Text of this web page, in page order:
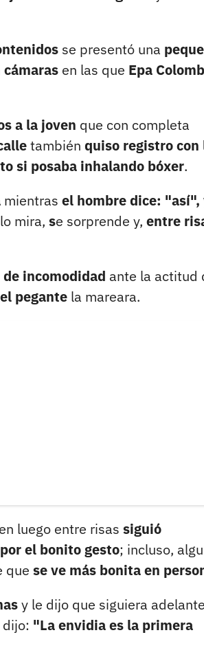
se presentó una
en las que Epa
a la joven que con completa
también quiso registro con
si posaba inhalando bóxer.
mientras el hombre dice: "así",
mira, se sorprende y, entre
incomodidad ante la actitud
pegante la mareara.
luego entre risas siguió
el bonito gesto; incluso,
que se ve más bonita en
y le dijo que siguiera
dijo: "La envidia es la primera